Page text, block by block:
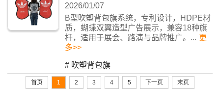
2026/01/07
B型吹塑背包旗系统，专利设计，HDPE材
质，蝴蝶双翼造型广告展示，兼容18种旗
杆，适用于展会、路演与品牌推广。... 更
多>>
# 吹塑背包旗
首页 1 2 3 4 5 下一页 末页